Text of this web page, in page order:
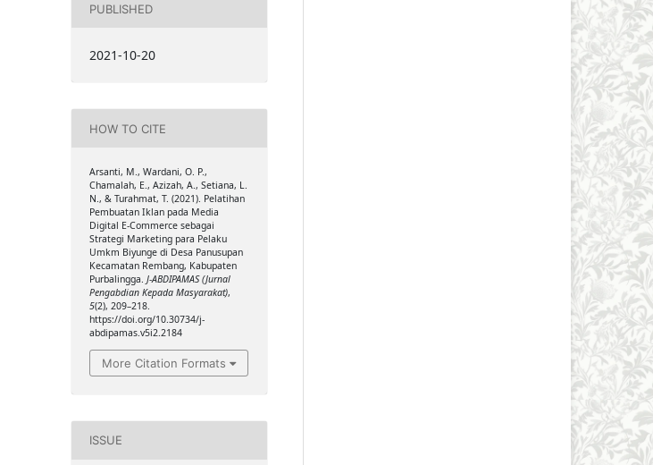
PUBLISHED
2021-10-20
HOW TO CITE
Arsanti, M., Wardani, O. P.,
Chamalah, E., Azizah, A., Setiana, L.
N., & Turahmat, T. (2021). Pelatihan
Pembuatan Iklan pada Media
Digital E-Commerce sebagai
Strategi Marketing para Pelaku
Umkm Biyunge di Desa Panusupan
Kecamatan Rembang, Kabupaten
Purbalingga. J-ABDIPAMAS (Jurnal
Pengabdian Kepada Masyarakat),
5(2), 209–218.
https://doi.org/10.30734/j-
abdipamas.v5i2.2184
More Citation Formats
ISSUE